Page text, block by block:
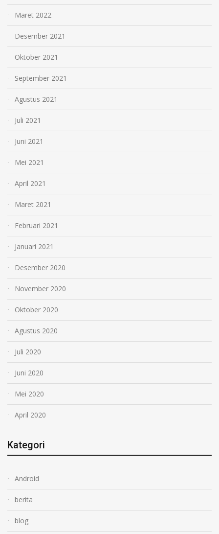
Maret 2022
Desember 2021
Oktober 2021
September 2021
Agustus 2021
Juli 2021
Juni 2021
Mei 2021
April 2021
Maret 2021
Februari 2021
Januari 2021
Desember 2020
November 2020
Oktober 2020
Agustus 2020
Juli 2020
Juni 2020
Mei 2020
April 2020
Kategori
Android
berita
blog